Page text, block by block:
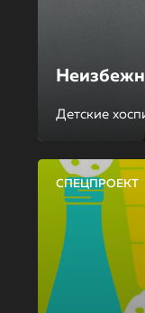
Детские
СПЕЦПРОЕКТ